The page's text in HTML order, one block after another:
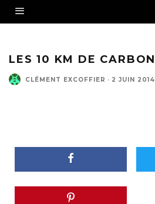
LES 10 KM DE
CLÉMENT EXCOFFIER · 2 JUIN 2014